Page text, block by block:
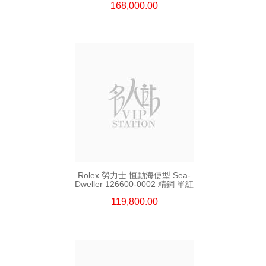
168,000.00
Rolex 勞力士 恒動海使型 Sea-
Dweller 126600-0002 精鋼 單紅
119,800.00